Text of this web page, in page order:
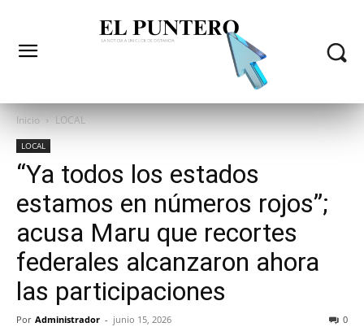
Inicio LOCAL
LOCAL
“Ya todos los estados
estamos en números rojos”;
acusa Maru que recortes
federales alcanzaron ahora
las participaciones
Por Administrador - junio 15, 2026 0